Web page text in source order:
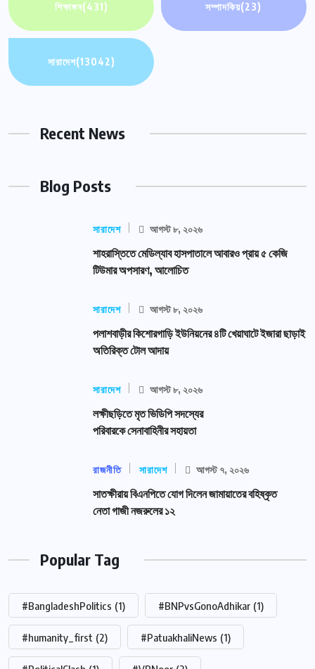
শিক্ষাঙ্গন(431) সম্পাদকিয়(23)
সারাদেশ(13042)
Recent News
Blog Posts
সারাদেশ আগস্ট ৮, ২০২৬
শাহরাস্তিতে মেডিল্যাব হাসপাতালে আবারও প্রায় ৫ কেজি
টিউমার অপসারণ, আলোচিত
সারাদেশ আগস্ট ৮, ২০২৬
পলাশবাড়ীর কিশোরগাড়ি ইউনিয়নের ৪টি খেয়াঘাটে ইজারা ছাড়াই
অতিরিক্ত টোল আদায়
সারাদেশ আগস্ট ৮, ২০২৬
লক্ষীছড়িতে মৃত ভিডিপি সদস্যের
পরিবারকে সেনাবাহিনীর সহায়তা
রাজনীতি সারাদেশ আগস্ট ৭, ২০২৬
সাতক্ষীরায় বিএনপিতে যোগ দিলেন জামায়াতের বহিষ্কৃত
নেতা গাজী নজরুলের ১২
Popular Tag
#BangladeshPolitics (1) #BNPvsGonoAdhikar (1)
#humanity_first (2) #PatuakhaliNews (1)